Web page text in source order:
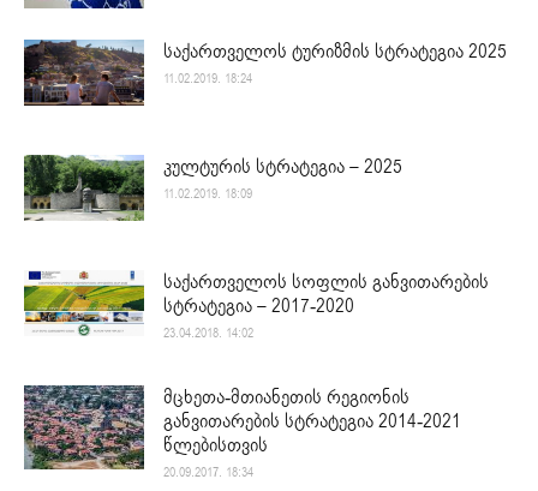
საქართველოს ტურიზმის სტრატეგია 2025
11.02.2019. 18:24
კულტურის სტრატეგია – 2025
11.02.2019. 18:09
საქართველოს სოფლის განვითარების
სტრატეგია – 2017-2020
23.04.2018. 14:02
მცხეთა-მთიანეთის რეგიონის
განვითარების სტრატეგია 2014-2021
წლებისთვის
20.09.2017. 18:34